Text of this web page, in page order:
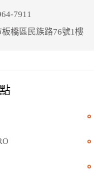
7911
區民族路76號1樓